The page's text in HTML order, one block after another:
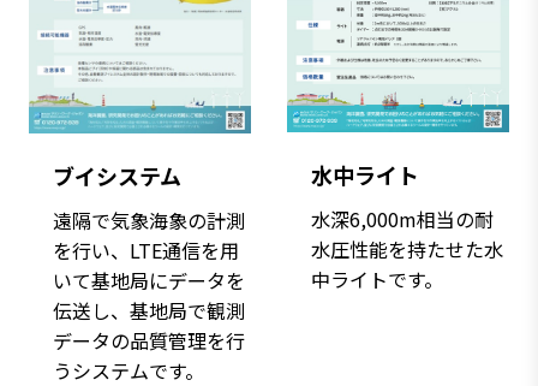
ブイシステム
遠隔で気象海象の計測
を行い、LTE通信を用
いて基地局にデータを
伝送し、基地局で観測
データの品質管理を行
うシステムです。
水中ライト
水深6,000m相当の耐
水圧性能を持たせた水
中ライトです。